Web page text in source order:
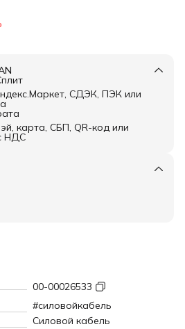
СДЭК, ПЭК или
карта, СБП, QR-код или
НДС
00-00026533
#силовойкабель
Силовой кабель